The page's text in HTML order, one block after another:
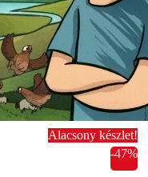
Alacsony készlet!
-47%